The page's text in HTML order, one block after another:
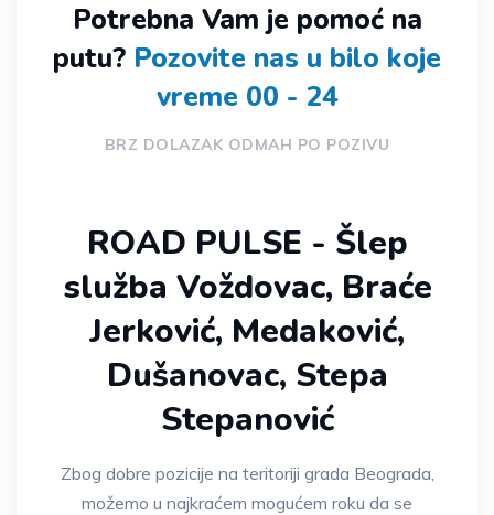
Potrebna Vam je pomoć na
putu? Pozovite nas u bilo koje
vreme 00 - 24
BRZ DOLAZAK ODMAH PO POZIVU
ROAD PULSE - Šlep
služba Voždovac, Braće
Jerković, Medaković,
Dušanovac, Stepa
Stepanović
Zbog dobre pozicije na teritoriji grada Beograda,
možemo u najkraćem mogućem roku da se